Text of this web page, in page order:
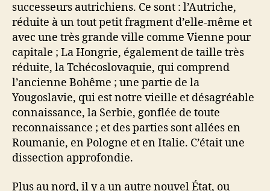
successeurs autrichiens. Ce sont : l’Autriche,
réduite à un tout petit fragment d’elle-même et
avec une très grande ville comme Vienne pour
capitale ; La Hongrie, également de taille très
réduite, la Tchécoslovaquie, qui comprend
l’ancienne Bohême ; une partie de la
Yougoslavie, qui est notre vieille et désagréable
connaissance, la Serbie, gonflée de toute
reconnaissance ; et des parties sont allées en
Roumanie, en Pologne et en Italie. C’était une
dissection approfondie.
Plus au nord, il y a un autre nouvel État, ou